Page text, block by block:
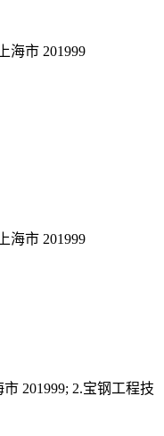
海市 201999
海市 201999
201999; 2.宝钢工程技